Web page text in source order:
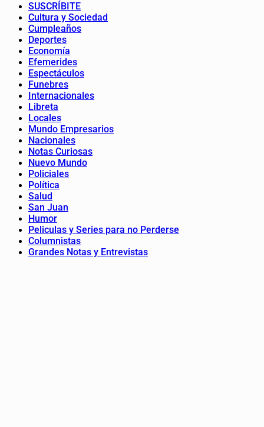
SUSCRÍBITE
Cultura y Sociedad
Cumpleaños
Deportes
Economía
Efemerides
Espectáculos
Funebres
Internacionales
Libreta
Locales
Mundo Empresarios
Nacionales
Notas Curiosas
Nuevo Mundo
Policiales
Política
Salud
San Juan
Humor
Peliculas y Series para no Perderse
Columnistas
Grandes Notas y Entrevistas